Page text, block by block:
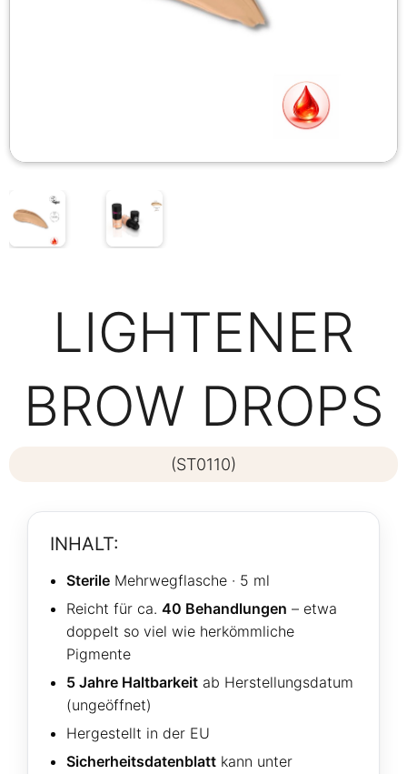
LIGHTENER
BROW DROPS
(ST0110)
INHALT:
Sterile Mehrwegflasche · 5 ml
Reicht für ca. 40 Behandlungen – etwa
doppelt so viel wie herkömmliche
Pigmente
5 Jahre Haltbarkeit ab Herstellungsdatum
(ungeöffnet)
Hergestellt in der EU
Sicherheitsdatenblatt kann unter